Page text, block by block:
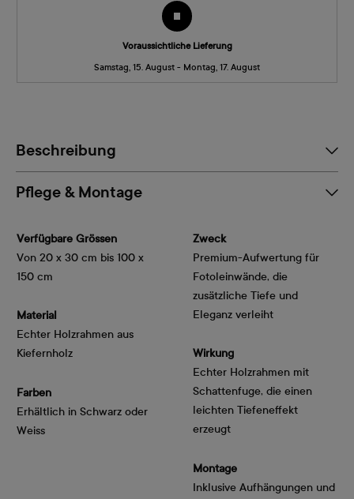
Voraussichtliche Lieferung
Samstag, 15. August - Montag, 17. August
Beschreibung
Pflege & Montage
Verfügbare Grössen
Von 20 x 30 cm bis 100 x
150 cm
Material
Echter Holzrahmen aus
Kiefernholz
Farben
Erhältlich in Schwarz oder
Weiss
Zweck
Premium-Aufwertung für
Fotoleinwände, die
zusätzliche Tiefe und
Eleganz verleiht
Wirkung
Echter Holzrahmen mit
Schattenfuge, die einen
leichten Tiefeneffekt
erzeugt
Montage
Inklusive Aufhängungen und